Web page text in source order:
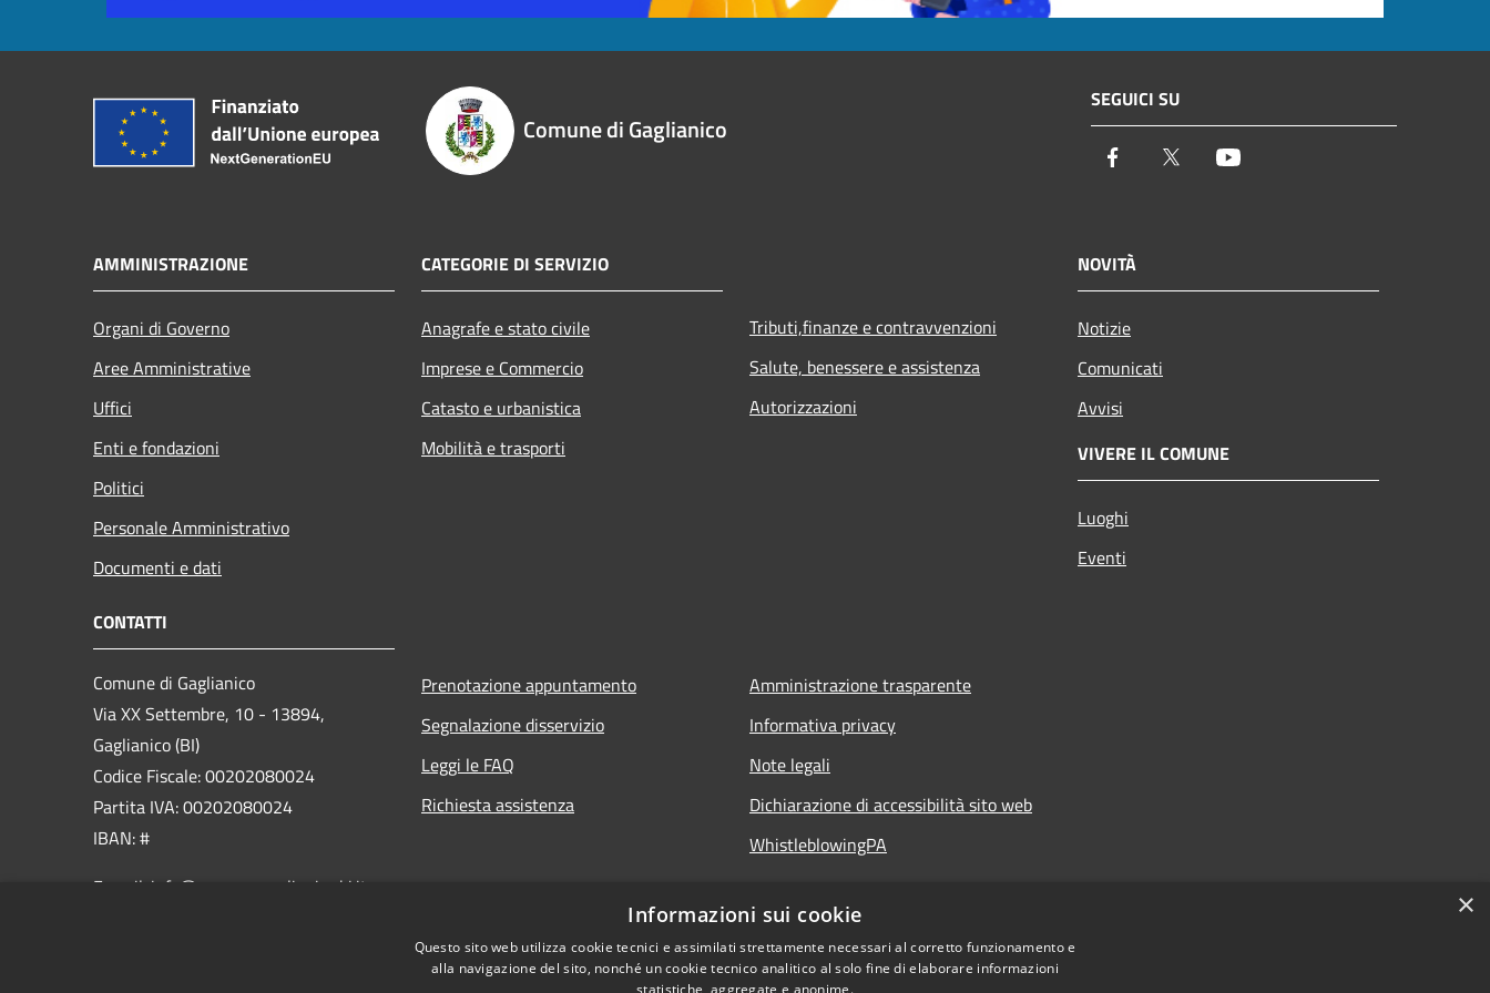
Comune di Gaglianico
SEGUICI SU
Facebook Twitter
AMMINISTRAZIONE
Organi di Governo
Aree Amministrative
Uffici
Enti e fondazioni
Politici
Personale Amministrativo
Documenti e dati
CATEGORIE DI SERVIZIO
Anagrafe e stato civile
Imprese e Commercio
Catasto e urbanistica
Mobilità e trasporti
Tributi,finanze e contravvenzioni
Salute, benessere e assistenza
Autorizzazioni
NOVITÀ
Notizie
Comunicati
Avvisi
VIVERE IL COMUNE
Luoghi
Eventi
CONTATTI
Comune di Gaglianico
Via XX Settembre, 10 - 13894,
Gaglianico (BI)
Codice Fiscale: 00202080024
Partita IVA: 00202080024
IBAN: #
E-mail: info@comune.gaglianico.bi.it
Prenotazione appuntamento
Segnalazione disservizio
Leggi le FAQ
Richiesta assistenza
Amministrazione trasparente
Informativa privacy
Note legali
Dichiarazione di accessibilità sito web
WhistleblowingPA
×
Informazioni sui cookie
Questo sito web utilizza cookie tecnici e assimilati strettamente necessari al corretto funzionamento e
alla navigazione del sito, nonché un cookie tecnico analitico al solo fine di elaborare informazioni
statistiche, aggregate e anonime.